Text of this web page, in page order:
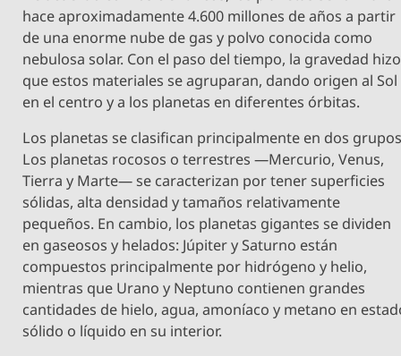
hace aproximadamente 4.600 millones de años a partir
de una enorme nube de gas y polvo conocida como
nebulosa solar. Con el paso del tiempo, la gravedad hizo
que estos materiales se agruparan, dando origen al Sol
en el centro y a los planetas en diferentes órbitas.
Los planetas se clasifican principalmente en dos
Los planetas rocosos o terrestres —Mercurio, Venus,
Tierra y Marte— se caracterizan por tener superficies
sólidas, alta densidad y tamaños relativamente
pequeños. En cambio, los planetas gigantes se dividen
en gaseosos y helados: Júpiter y Saturno están
compuestos principalmente por hidrógeno y helio,
mientras que Urano y Neptuno contienen grandes
cantidades de hielo, agua, amoníaco y metano en
sólido o líquido en su interior.